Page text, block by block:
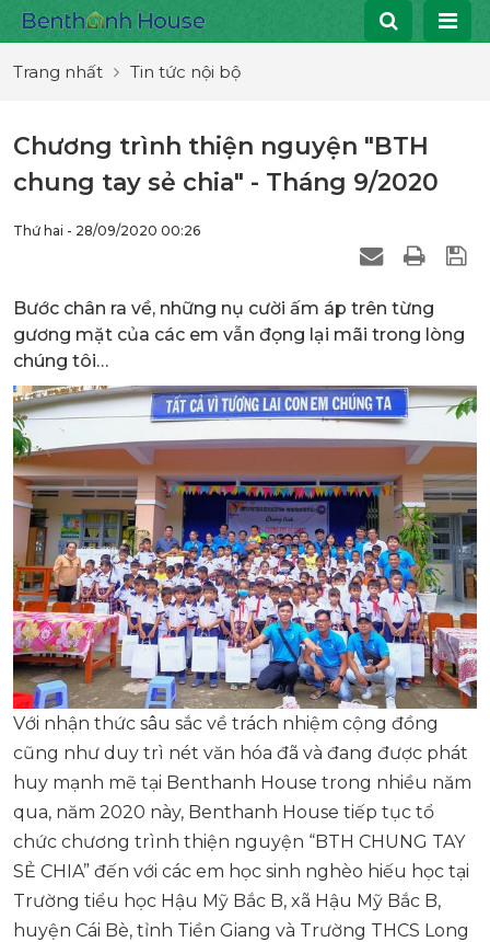
Trang nhất Tin tức nội bộ
Chương trình thiện nguyện "BTH
chung tay sẻ chia" - Tháng 9/2020
Thứ hai - 28/09/2020 00:26
Bước chân ra về, những nụ cười ấm áp trên từng
gương mặt của các em vẫn đọng lại mãi trong lòng
chúng tôi…
Với nhận thức sâu sắc về trách nhiệm cộng đồng
cũng như duy trì nét văn hóa đã và đang được phát
huy mạnh mẽ tại Benthanh House trong nhiều năm
qua, năm 2020 này, Benthanh House tiếp tục tổ
chức chương trình thiện nguyện “BTH CHUNG TAY
SẺ CHIA” đến với các em học sinh nghèo hiếu học tại
Trường tiểu học Hậu Mỹ Bắc B, xã Hậu Mỹ Bắc B,
huyện Cái Bè, tỉnh Tiền Giang và Trường THCS Long